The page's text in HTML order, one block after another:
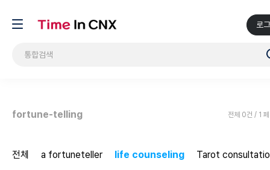
로
fortune-telling 전체 0건 / 1
전체 a fortuneteller life counseling Tarot